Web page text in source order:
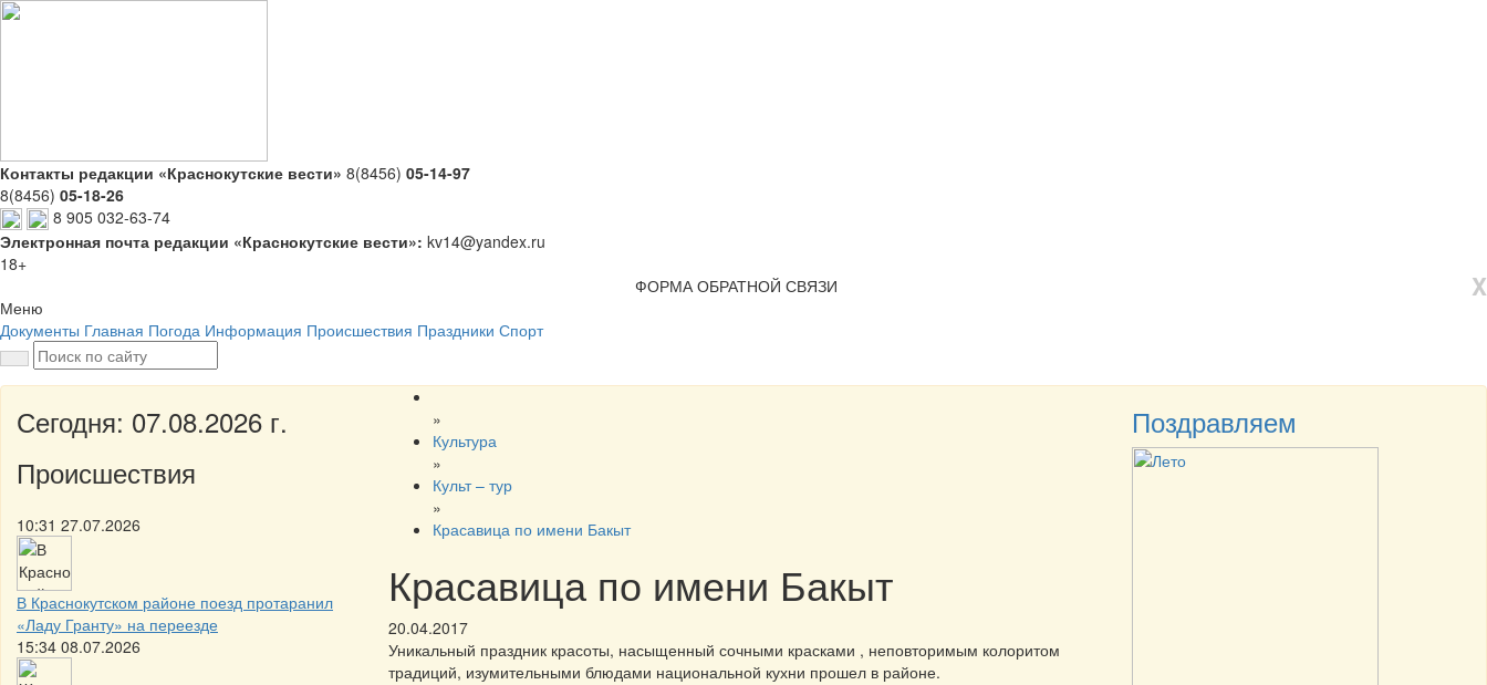
Контакты редакции «Краснокутские вести» 8(8456) 05-14-97
8(8456) 05-18-26
8 905 032-63-74
Электронная почта редакции «Краснокутские вести»: kv14@yandex.ru
18+
X
ФОРМА ОБРАТНОЙ СВЯЗИ
Меню
Документы Главная Погода Информация Происшествия Праздники Спорт
Сегодня: 07.08.2026 г.
Происшествия
10:31 27.07.2026
В Краснокутском районе поезд протаранил
«Ладу Гранту» на переезде
15:34 08.07.2026
»
Культура
»
Культ – тур
»
Красавица по имени Бакыт
Красавица по имени Бакыт
20.04.2017
Уникальный праздник красоты, насыщенный сочными красками , неповторимым колоритом
традиций, изумительными блюдами национальной кухни прошел в районе.
Поздравляем